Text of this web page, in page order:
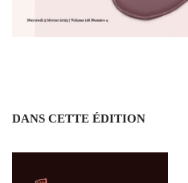
DANS CETTE ÉDITION